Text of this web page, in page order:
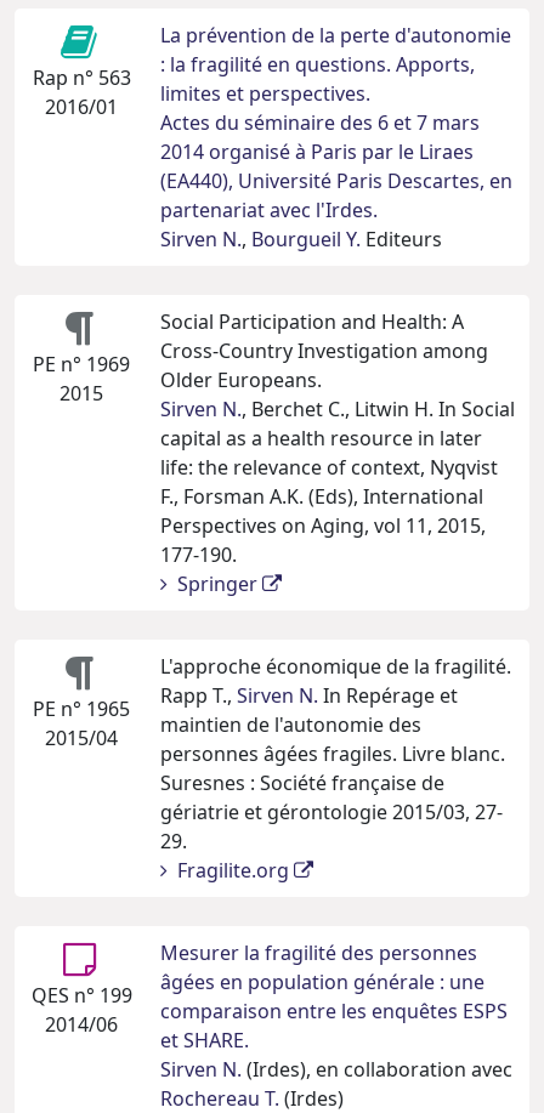
Rap n° 563
2016/01
La prévention de la perte d'autonomie
: la fragilité en questions. Apports,
limites et perspectives.
Actes du séminaire des 6 et 7 mars
2014 organisé à Paris par le Liraes
(EA440), Université Paris Descartes, en
partenariat avec l'Irdes.
Sirven N., Bourgueil Y. Editeurs
PE n° 1969
2015
Social Participation and Health: A
Cross-Country Investigation among
Older Europeans.
Sirven N., Berchet C., Litwin H. In Social
capital as a health resource in later
life: the relevance of context, Nyqvist
F., Forsman A.K. (Eds), International
Perspectives on Aging, vol 11, 2015,
177-190.
Springer
PE n° 1965
2015/04
L'approche économique de la fragilité.
Rapp T., Sirven N. In Repérage et
maintien de l'autonomie des
personnes âgées fragiles. Livre blanc.
Suresnes : Société française de
gériatrie et gérontologie 2015/03, 27-
29.
Fragilite.org
QES n° 199
2014/06
Mesurer la fragilité des personnes
âgées en population générale : une
comparaison entre les enquêtes ESPS
et SHARE.
Sirven N. (Irdes), en collaboration avec
Rochereau T. (Irdes)